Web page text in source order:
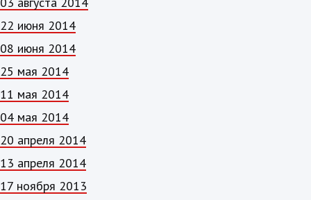
22 июня 2014
08 июня 2014
25 мая 2014
11 мая 2014
04 мая 2014
20 апреля 2014
13 апреля 2014
17 ноября 2013